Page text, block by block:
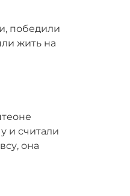
победили
жить на
и считали
она